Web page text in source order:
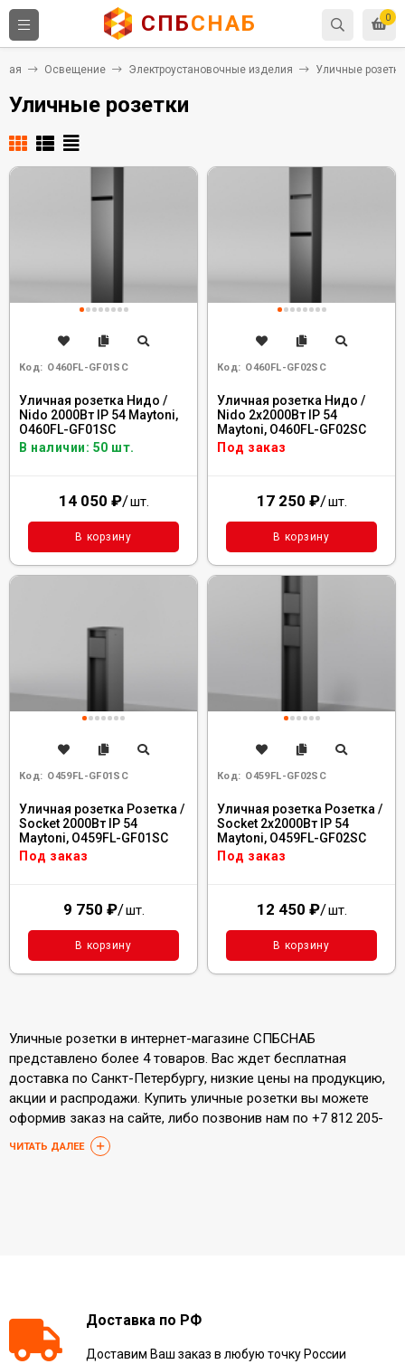
0
СПБСНАБ
Освещение Электроустановочные изделия Уличные розетки
Уличные розетки
Код: O460FL-GF01SC
Уличная розетка Нидо /
Nido 2000Вт IP 54 Maytoni,
O460FL-GF01SC
В наличии: 50 шт.
14 050 ₽/шт.
В корзину
Код: O460FL-GF02SC
Уличная розетка Нидо /
Nido 2x2000Вт IP 54
Maytoni, O460FL-GF02SC
Под заказ
17 250 ₽/шт.
В корзину
Код: O459FL-GF01SC
Уличная розетка Розетка /
Socket 2000Вт IP 54
Maytoni, O459FL-GF01SC
Под заказ
9 750 ₽/шт.
В корзину
Код: O459FL-GF02SC
Уличная розетка Розетка /
Socket 2x2000Вт IP 54
Maytoni, O459FL-GF02SC
Под заказ
12 450 ₽/шт.
В корзину
Уличные розетки в интернет-магазине СПБСНАБ
представлено более 4 товаров. Вас ждет бесплатная
доставка по Санкт-Петербургу, низкие цены на продукцию,
акции и распродажи. Купить уличные розетки вы можете
оформив заказ на сайте, либо позвонив нам по +7 812 205-
ЧИТАТЬ ДАЛЕЕ
Доставка по РФ
Доставим Ваш заказ в любую точку России